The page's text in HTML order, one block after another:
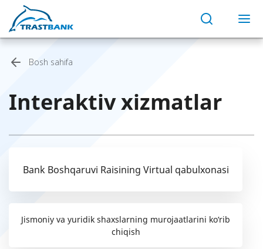
Bosh sahifa
Interaktiv xizmatlar
Bank Boshqaruvi Raisining Virtual qabulxonasi
Jismoniy va yuridik shaxslarning murojaatlarini ko‘rib
chiqish